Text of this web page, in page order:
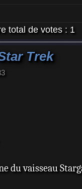
total de votes : 1
Trek
du vaisseau